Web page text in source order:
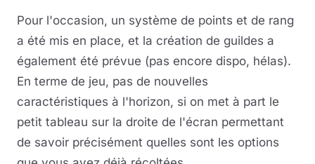
Pour l'occasion, un système de points et de rang
a été mis en place, et la création de guildes a
également été prévue (pas encore dispo, hélas).
En terme de jeu, pas de nouvelles
caractéristiques à l'horizon, si on met à part le
petit tableau sur la droite de l'écran permettant
de savoir précisément quelles sont les options